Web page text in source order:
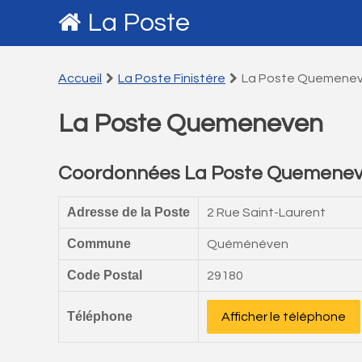
La Poste
Accueil La Poste Finistére La Poste
La Poste Quemeneven
Coordonnées La Poste
Adresse de la Poste 2 Rue Saint-Laurent
Commune Quéménéven
Code Postal 29180
Téléphone Afficher le téléphone